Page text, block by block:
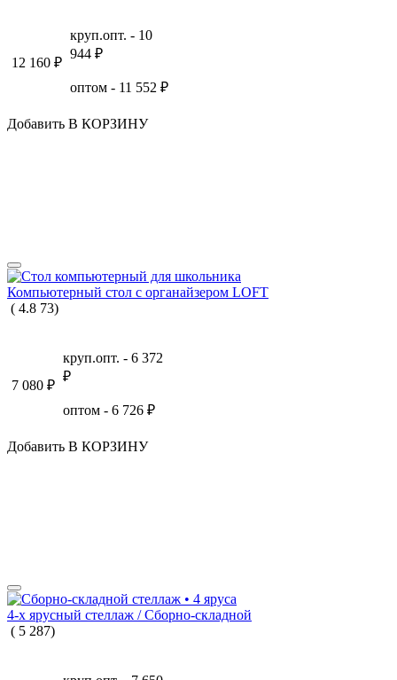
12 160 ₽
круп.опт. - 10
944 ₽
оптом - 11 552 ₽
Добавить В КОРЗИНУ
Компьютерный стол с органайзером LOFT
( 4.8 73)
7 080 ₽
круп.опт. - 6 372
₽
оптом - 6 726 ₽
Добавить В КОРЗИНУ
4-х ярусный стеллаж / Сборно-складной
( 5 287)